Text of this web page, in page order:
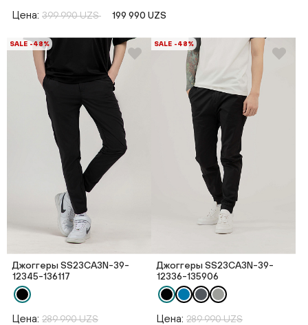
Цена: 399 990 UZS 199 990 UZS
SALE -48%
Джоггеры SS23CA3N-39-
12345-136117
Цена: 289 990 UZS
SALE -48%
Джоггеры SS23CA3N-39-
12336-135906
Цена: 289 990 UZS